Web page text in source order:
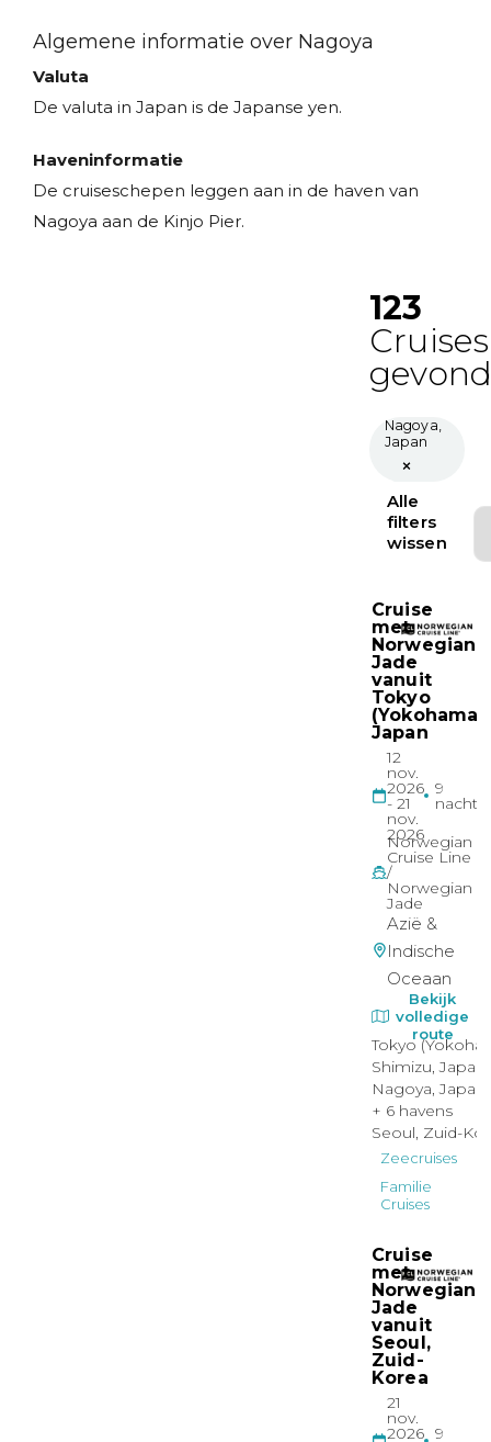
Algemene informatie over Nagoya
Valuta
De valuta in Japan is de Japanse yen.
Haveninformatie
De cruiseschepen leggen aan in de haven van
Nagoya aan de Kinjo Pier.